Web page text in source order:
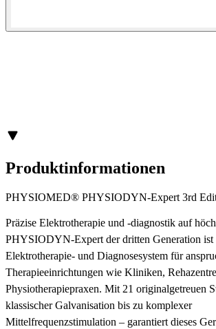
Produktinformationen
PHYSIOMED® PHYSIODYN-Expert 3rd
Präzise Elektrotherapie und -diagnostik auf
PHYSIODYN-Expert der dritten Generation ist
Elektrotherapie- und Diagnosesystem für
Therapieeinrichtungen wie Kliniken,
Physiotherapiepraxen. Mit 21 originalgetreuen
klassischer Galvanisation bis zu komplexer
Mittelfrequenzstimulation – garantiert dieses